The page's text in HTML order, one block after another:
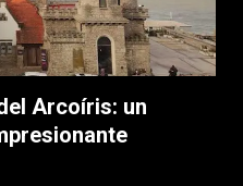
Arcoíris: un